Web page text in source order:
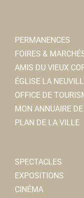
PERMANENCES
FOIRES &
AMIS DU VIEUX
ÉGLISE LA
OFFICE DE
MON ANNUAIRE
PLAN DE LA VILLE
SPECTACLES
EXPOSITIONS
CINÉMA